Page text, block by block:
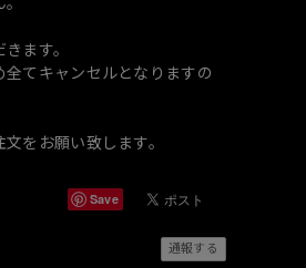
ます。
全てキャンセルとなりますの
をお願い致します。
Save
通報する